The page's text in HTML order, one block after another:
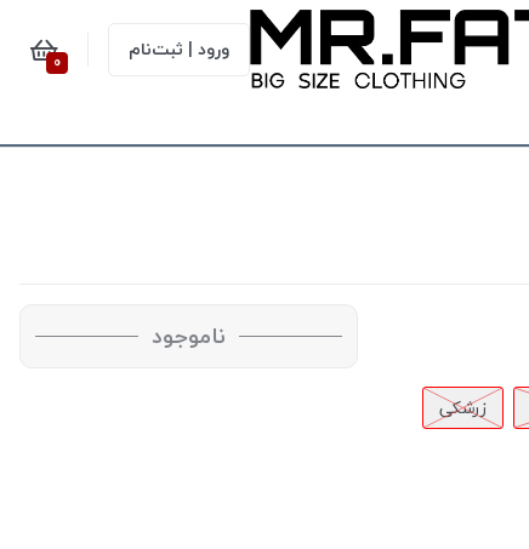
ورود | ثبت‌نام 0
زرشکی
ناموجود